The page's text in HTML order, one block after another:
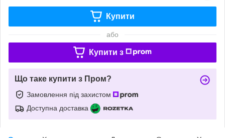
Купити
або
Купити з
Що таке купити з Пром?
Замовлення під захистом
Доступна доставка